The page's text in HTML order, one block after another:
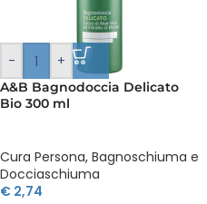
- +
A&B Bagnodoccia Delicato
Bio 300 ml
Cura Persona, Bagnoschiuma e
Docciaschiuma
€ 2,74